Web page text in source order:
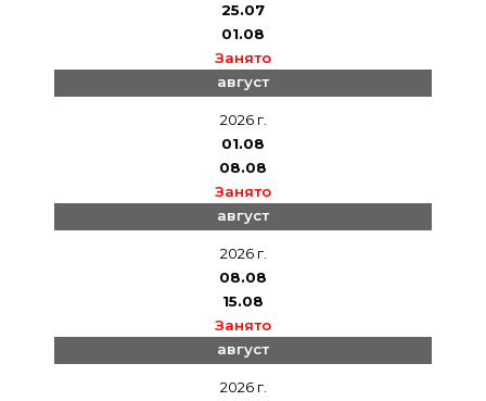
25.07
01.08
Занято
август
2026 г.
01.08
08.08
Занято
август
2026 г.
08.08
15.08
Занято
август
2026 г.